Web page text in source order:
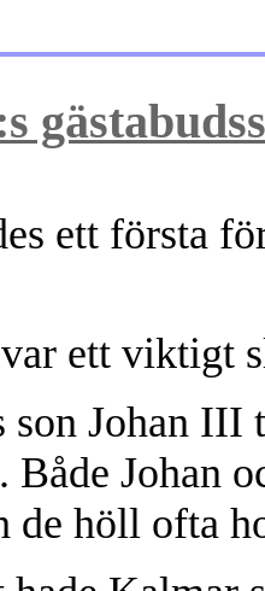
ett första
ett viktigt
son Johan
Både Johan
de höll ofta